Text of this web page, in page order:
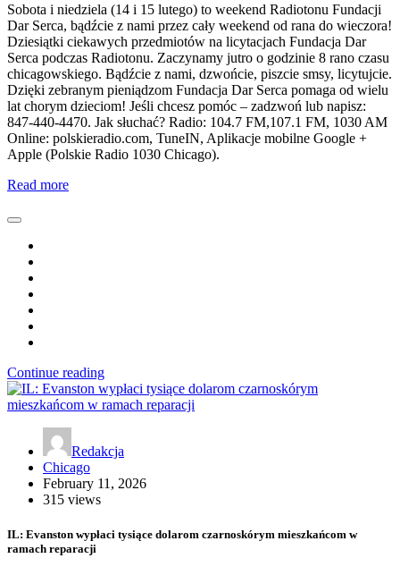
Sobota i niedziela (14 i 15 lutego) to weekend Radiotonu Fundacji
Dar Serca, bądźcie z nami przez cały weekend od rana do wieczora!
Dziesiątki ciekawych przedmiotów na licytacjach Fundacja Dar
Serca podczas Radiotonu. Zaczynamy jutro o godzinie 8 rano czasu
chicagowskiego. Bądźcie z nami, dzwońcie, piszcie smsy, licytujcie.
Dzięki zebranym pieniądzom Fundacja Dar Serca pomaga od wielu
lat chorym dzieciom! Jeśli chcesz pomóc – zadzwoń lub napisz:
847-440-4470. Jak słuchać? Radio: 104.7 FM,107.1 FM, 1030 AM
Online: polskieradio.com, TuneIN, Aplikacje mobilne Google +
Apple (Polskie Radio 1030 Chicago).
Read more
Continue reading
Redakcja
Chicago
February 11, 2026
315 views
IL: Evanston wypłaci tysiące dolarom czarnoskórym mieszkańcom w
ramach reparacji